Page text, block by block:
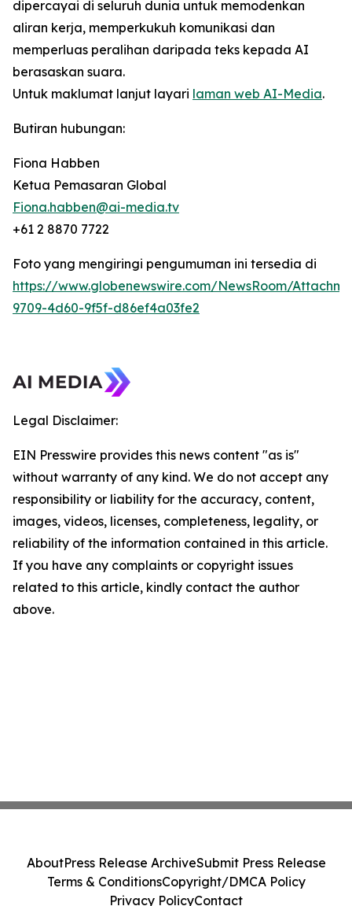
dipercayai di seluruh dunia untuk memodenkan
aliran kerja, memperkukuh komunikasi dan
memperluas peralihan daripada teks kepada AI
berasaskan suara.
Untuk maklumat lanjut layari laman web AI-Media.
Butiran hubungan:
Fiona Habben
Ketua Pemasaran Global
Fiona.habben@ai-media.tv
+61 2 8870 7722
Foto yang mengiringi pengumuman ini tersedia di
https://www.globenewswire.com/NewsRoom/
9709-4d60-9f5f-d86ef4a03fe2
Legal Disclaimer:
EIN Presswire provides this news content "as is"
without warranty of any kind. We do not accept any
responsibility or liability for the accuracy, content,
images, videos, licenses, completeness, legality, or
reliability of the information contained in this article.
If you have any complaints or copyright issues
related to this article, kindly contact the author
above.
AboutPress Release ArchiveSubmit Press Release
Terms & ConditionsCopyright/DMCA Policy
Privacy PolicyContact